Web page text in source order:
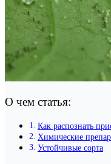
О чем статья:
Как распознать
Химические
Устойчивые сорта